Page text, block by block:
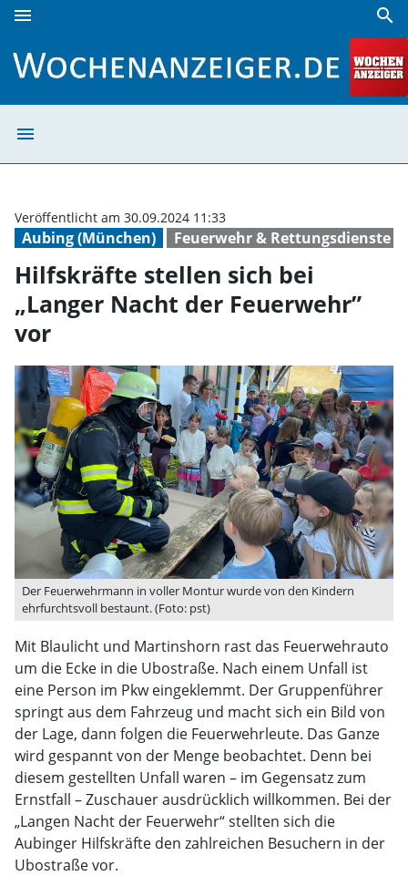
menu search
menu
Aubing (München) Feuerwehr & Rettungsdienste
Veröffentlicht am 30.09.2024 11:33
Hilfskräfte stellen sich bei
„Langer Nacht der Feuerwehr”
vor
Der Feuerwehrmann in voller Montur wurde von den Kindern
ehrfurchtsvoll bestaunt. (Foto: pst)
Mit Blaulicht und Martinshorn rast das Feuerwehrauto
um die Ecke in die Ubostraße. Nach einem Unfall ist
eine Person im Pkw eingeklemmt. Der Gruppenführer
springt aus dem Fahrzeug und macht sich ein Bild von
der Lage, dann folgen die Feuerwehrleute. Das Ganze
wird gespannt von der Menge beobachtet. Denn bei
diesem gestellten Unfall waren – im Gegensatz zum
Ernstfall – Zuschauer ausdrücklich willkommen. Bei der
„Langen Nacht der Feuerwehr“ stellten sich die
Aubinger Hilfskräfte den zahlreichen Besuchern in der
Ubostraße vor.